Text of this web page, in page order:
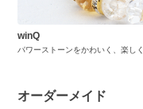
winQ
パワーストーンをかわいく、楽しく
オーダーメイド